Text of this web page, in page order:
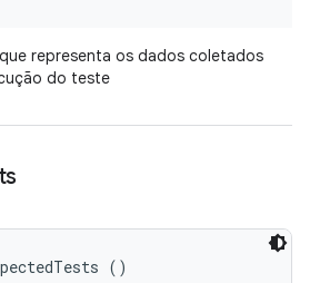
que representa os dados coletados
do teste
()